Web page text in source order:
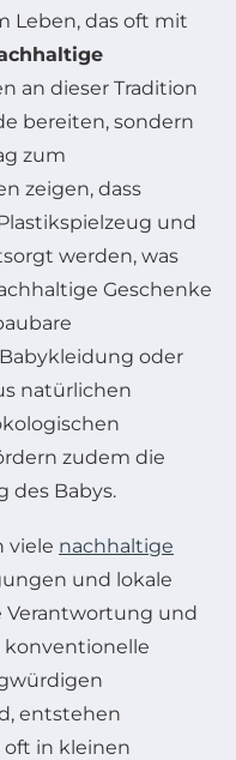
Leben, das oft mit
an dieser Tradition
bereiten, sondern
zum
zeigen, dass
und
werden, was
Geschenke
oder
natürlichen
zudem die
des Babys.
viele nachhaltige
und lokale
Verantwortung und
konventionelle
entstehen
in kleinen